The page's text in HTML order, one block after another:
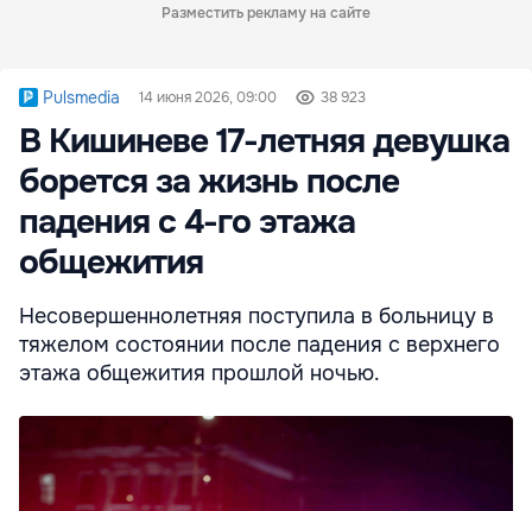
Разместить рекламу на сайте
Pulsmedia 14 июня 2026, 09:00 38 923
В Кишиневе 17-летняя девушка
борется за жизнь после
падения с 4-го этажа
общежития
Несовершеннолетняя поступила в больницу в
тяжелом состоянии после падения с верхнего
этажа общежития прошлой ночью.